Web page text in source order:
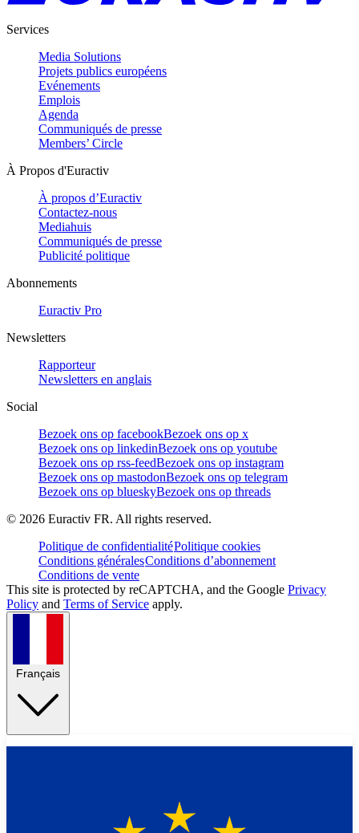
Services
Media Solutions
Projets publics européens
Evénements
Emplois
Agenda
Communiqués de presse
Members’ Circle
À Propos d'Euractiv
À propos d’Euractiv
Contactez-nous
Mediahuis
Communiqués de presse
Publicité politique
Abonnements
Euractiv Pro
Newsletters
Rapporteur
Newsletters en anglais
Social
Bezoek ons op facebookBezoek ons op x
Bezoek ons op linkedinBezoek ons op youtube
Bezoek ons op rss-feedBezoek ons op instagram
Bezoek ons op mastodonBezoek ons op telegram
Bezoek ons op blueskyBezoek ons op threads
© 2026 Euractiv FR. All rights reserved.
Politique de confidentialitéPolitique cookies
Conditions généralesConditions d’abonnement
Conditions de vente
This site is protected by reCAPTCHA, and the Google Privacy
Policy and Terms of Service apply.
Français